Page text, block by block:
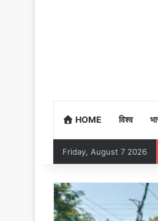
HOME विश्व
Friday, August 7 2026